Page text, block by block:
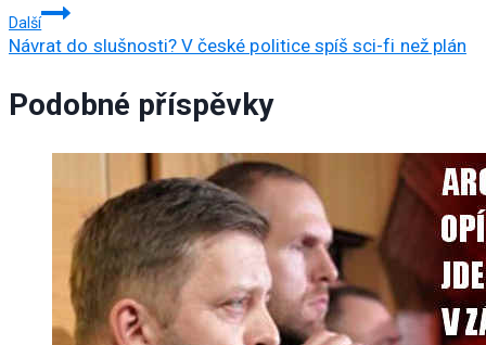
příspěvek
Další
Návrat do slušnosti? V české politice spíš sci-fi než plán
Podobné příspěvky